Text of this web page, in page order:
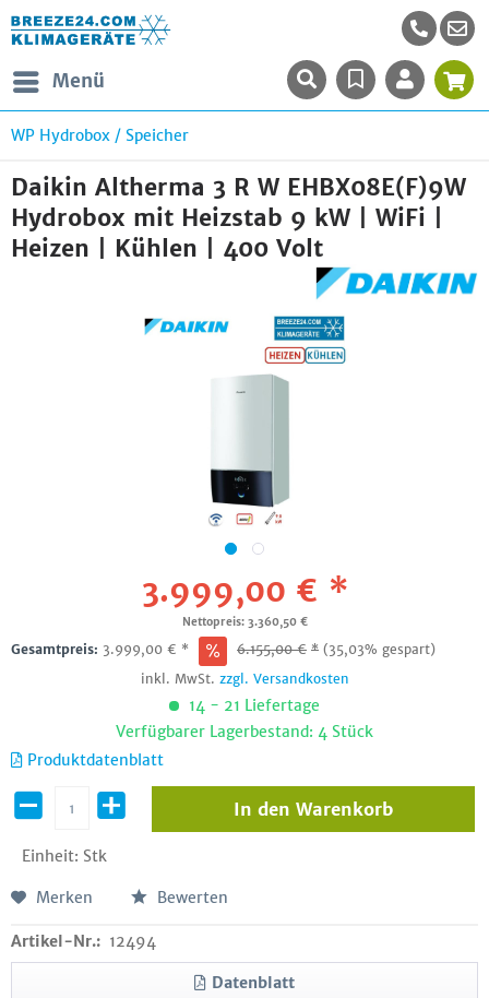
Menü
WP Hydrobox / Speicher
Daikin Altherma 3 R W EHBX08E(F)9W
Hydrobox mit Heizstab 9 kW | WiFi |
Heizen | Kühlen | 400 Volt
3.999,00 € *
Nettopreis: 3.360,50 €
Gesamtpreis: 3.999,00 € * 6.155,00€ * (35,03% gespart)
inkl. MwSt. zzgl. Versandkosten
14 - 21 Liefertage
Verfügbarer Lagerbestand: 4 Stück
Produktdatenblatt
Einheit: Stk
In den Warenkorb
Merken Bewerten
Artikel-Nr.: 12494
Datenblatt